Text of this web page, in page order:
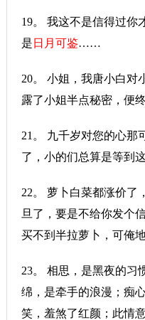
19。 我这不是信得过你
是 日月可鉴……
20。 小姐，我唐小白对
露了小姐半点秘密，便
21。 九千岁对您的心那
了，小的们总算是等到这
22。 萝卜白菜都涨价了
旦了，要是不给你发个
买不到半拉萝卜，可俺
23。 相思，是黑夜的习
绵，是牵手的浪漫；痴
笑，羞煞了红颜；此情